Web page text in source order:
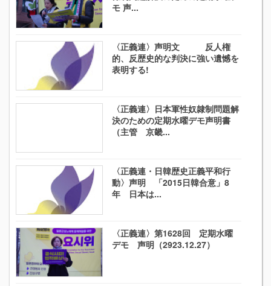
モ 声...
〈正義連〉声明文 反人権
的、反歴史的な判決に強い遺憾を
表明する!
〈正義連〉日本軍性奴隷制問題解
決のための定期水曜デモ声明書
（主管 京畿...
〈正義連・日韓歴史正義平和行
動〉声明 「2015日韓合意」8
年 日本は...
〈正義連〉第1628回 定期水曜
デモ 声明（2923.12.27）